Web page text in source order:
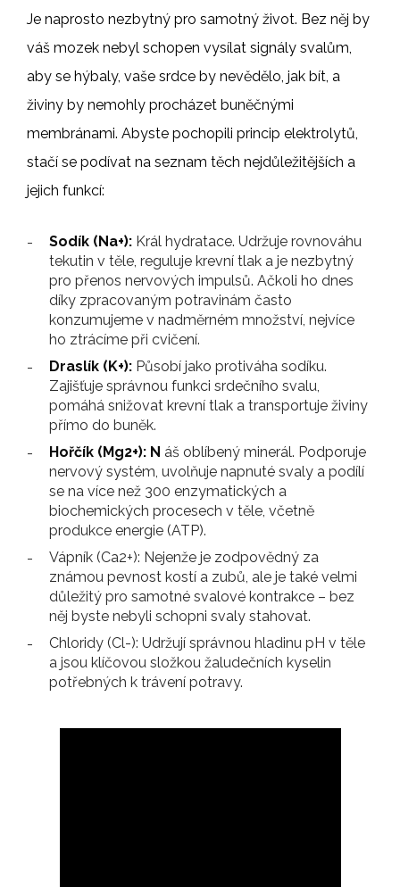
Je naprosto nezbytný pro samotný život. Bez něj by
váš mozek nebyl schopen vysílat signály svalům,
aby se hýbaly, vaše srdce by nevědělo, jak bít, a
živiny by nemohly procházet buněčnými
membránami. Abyste pochopili princip elektrolytů,
stačí se podívat na seznam těch nejdůležitějších a
jejich funkcí:
Sodík (Na+): Král hydratace. Udržuje rovnováhu
tekutin v těle, reguluje krevní tlak a je nezbytný
pro přenos nervových impulsů. Ačkoli ho dnes
díky zpracovaným potravinám často
konzumujeme v nadměrném množství, nejvíce
ho ztrácíme při cvičení.
Draslík (K+): Působí jako protiváha sodíku.
Zajišťuje správnou funkci srdečního svalu,
pomáhá snižovat krevní tlak a transportuje živiny
přímo do buněk.
Hořčík (Mg2+): N áš oblíbený minerál. Podporuje
nervový systém, uvolňuje napnuté svaly a podílí
se na více než 300 enzymatických a
biochemických procesech v těle, včetně
produkce energie (ATP).
Vápník (Ca2+): Nejenže je zodpovědný za
známou pevnost kostí a zubů, ale je také velmi
důležitý pro samotné svalové kontrakce – bez
něj byste nebyli schopni svaly stahovat.
Chloridy (Cl-): Udržují správnou hladinu pH v těle
a jsou klíčovou složkou žaludečních kyselin
potřebných k trávení potravy.